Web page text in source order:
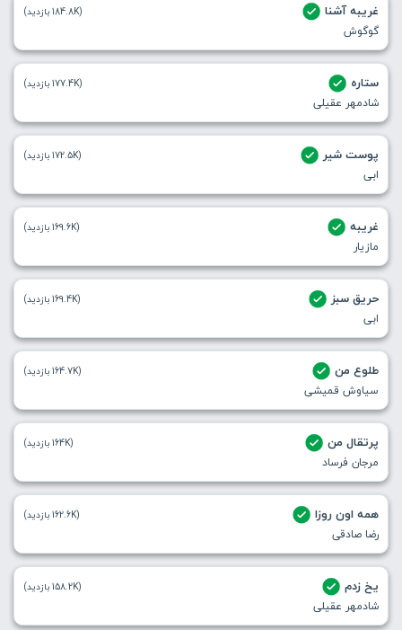
غریبه آشنا
گوگوش
(184.8K بازدید)
ستاره
شادمهر عقیلی
(177.4K بازدید)
پوست شیر
ابی
(172.5K بازدید)
غریبه
مازیار
(169.6K بازدید)
حریق سبز
ابی
(169.4K بازدید)
طلوع من
سیاوش قمیشی
(164.7K بازدید)
پرتقال من
مرجان فرساد
(164K بازدید)
همه اون روزا
رضا صادقی
(162.6K بازدید)
یخ زدم
شادمهر عقیلی
(158.2K بازدید)